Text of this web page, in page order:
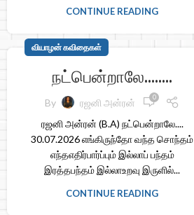
CONTINUE READING
வியாழன் கவிதைகள்
நட்பென்றாலே……..
By ரஜனி அன்ரன் 0
ரஜனி அன்ரன் (B.A) நட்பென்றாலே....
30.07.2026 எங்கிருந்தோ வந்த சொந்தம்
எந்தஎதிர்பார்ப்பும் இல்லாப் பந்தம்
இரத்தபந்தம் இல்லாஉறவு இருளில்...
CONTINUE READING